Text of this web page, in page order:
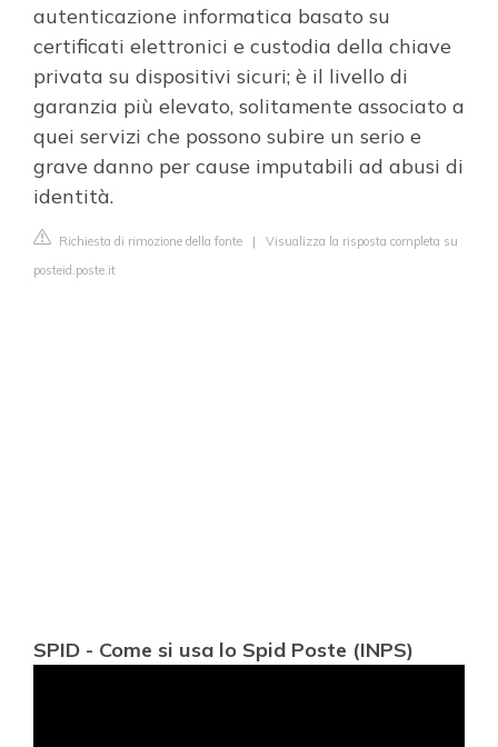
autenticazione informatica basato su
certificati elettronici e custodia della chiave
privata su dispositivi sicuri; è il livello di
garanzia più elevato, solitamente associato a
quei servizi che possono subire un serio e
grave danno per cause imputabili ad abusi di
identità.
Richiesta di rimozione della fonte | Visualizza la risposta completa su
posteid.poste.it
SPID - Come si usa lo Spid Poste (INPS)